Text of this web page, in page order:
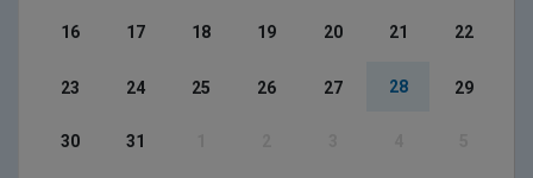
16 17 18 19 20 21 22
23 24 25 26 27 28 29
30 31